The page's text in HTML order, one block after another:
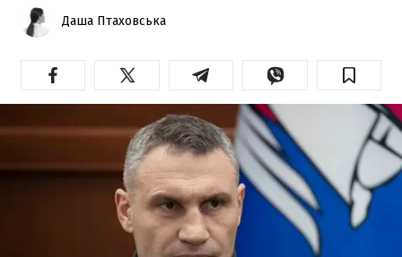
Даша Птаховська